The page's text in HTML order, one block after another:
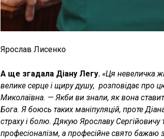
Ярослав Лисенко
А ще згадала Діану Легу. «Ця невеличка
велике серце і щиру душу, ­ розповідає про
Миколаївна. — Якби ви знали, як вона
Бога. Я боюсь таких маніпуляцій, проте
страху і болю. Дякую Ярославу Сергійовичу
професіоналізм, а професійне свято бажаю